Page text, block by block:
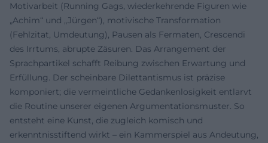
Motivarbeit (Running Gags, wiederkehrende Figuren wie
„Achim“ und „Jürgen“), motivische Transformation
(Fehlzitat, Umdeutung), Pausen als Fermaten, Crescendi
des Irrtums, abrupte Zäsuren. Das Arrangement der
Sprachpartikel schafft Reibung zwischen Erwartung und
Erfüllung. Der scheinbare Dilettantismus ist präzise
komponiert; die vermeintliche Gedankenlosigkeit entlarvt
die Routine unserer eigenen Argumentationsmuster. So
entsteht eine Kunst, die zugleich komisch und
erkenntnisstiftend wirkt – ein Kammerspiel aus Andeutung,